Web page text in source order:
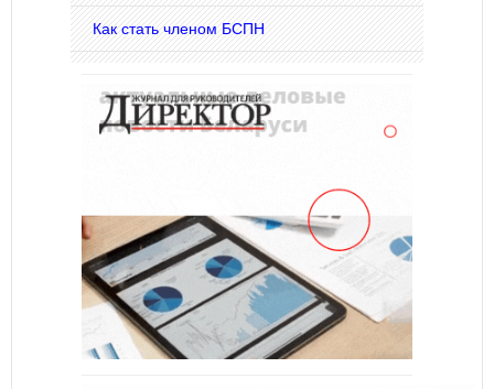
Как стать членом БСПН